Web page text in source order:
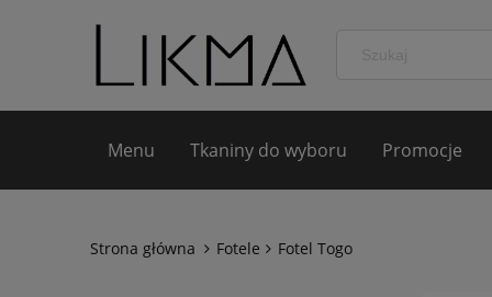
Menu Tkaniny do wyboru Promocje
Strona główna Fotele Fotel Togo